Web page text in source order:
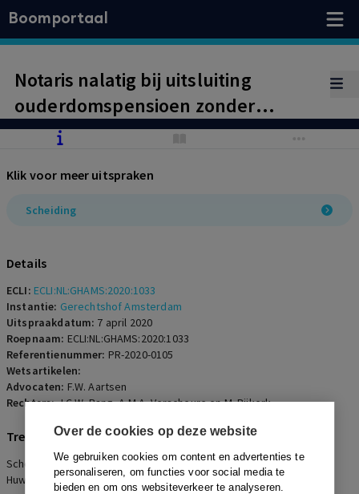
Over de cookies op deze website
We gebruiken cookies om content en advertenties te
personaliseren, om functies voor social media te
bieden en om ons websiteverkeer te analyseren.
Boomportaal
Notaris nalatig bij uitsluiting
ouderdomspensioen zonder
uitsluiting partnerpensioen?
Klik voor meer uitspraken
Scheiding
Details
ECLI: ECLI:NL:GHAMS:2020:1033
Instantie: Gerechtshof Amsterdam
Uitspraakdatum: 7 april 2020
Roepnaam: ECLI:NL:GHAMS:2020:1033
Referentienummer: PR-2020-0105
Wetsartikelen:
Advocaten: F.W. Aartsen
Rechters:J.C.W. Rang, A.M.A. Verscheure en M. Bijkerk
Trefwoorden
Scheiding, Koude uitsluiting, Partnerpensioen, Notarisklacht,
Huwelijkse voorwaarden